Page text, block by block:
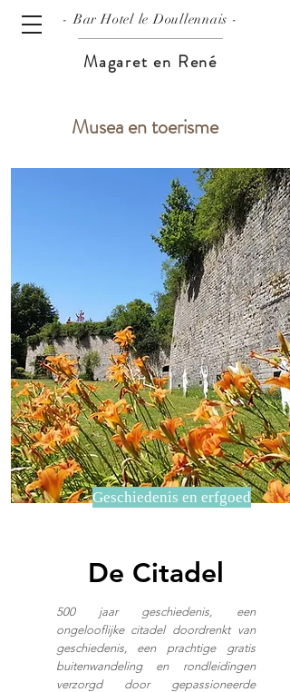
Magaret en René
- Bar Hotel le Doullennais -
Musea en toerisme
Geschiedenis en erfgoed
De Citadel
500 jaar geschiedenis, een
ongelooflijke citadel doordrenkt van
geschiedenis, een prachtige gratis
buitenwandeling en rondleidingen
verzorgd door gepassioneerde